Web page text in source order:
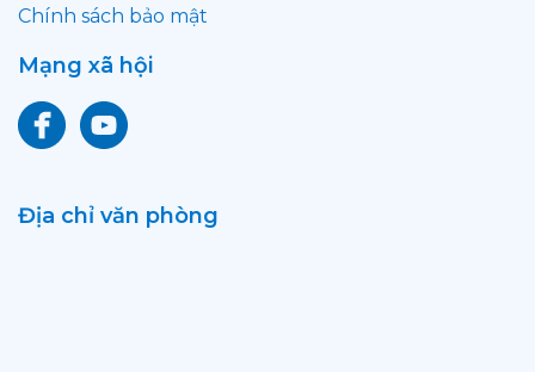
Chính sách bảo mật
Mạng xã hội
Địa chỉ văn phòng